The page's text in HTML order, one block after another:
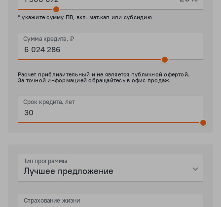
* укажите сумму ПВ, вкл. мат.кап или субсидию
Сумма кредита, ₽
Расчет приблизительный и не является публичной офертой.
За точной информацией обращайтесь в офис продаж.
Срок кредита, лет
Тип программы
Лучшее предложение
Страхование жизни